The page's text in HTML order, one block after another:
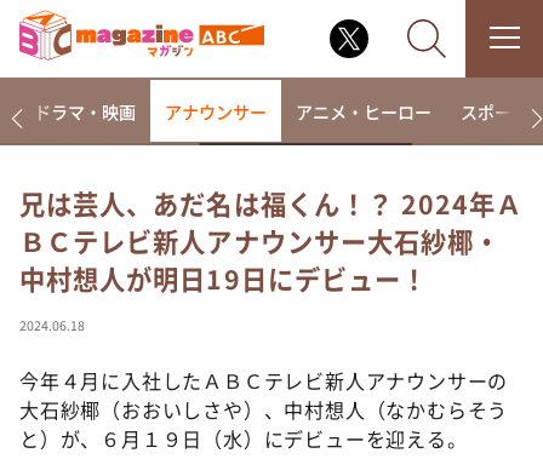
なるみ・岡村の過ぎるTV
相席食堂
これ余談なんですけど・・・
て真剣です
探偵！ナイトスクープ
news おかえり
ドラマ・映画 アナウンサー アニメ・ヒーロー スポーツ
兄は芸人、あだ名は福くん！？ 2024年Ａ
ＢＣテレビ新人アナウンサー大石紗椰・
中村想人が明日19日にデビュー！
2024.06.18
今年４月に入社したＡＢＣテレビ新人アナウンサーの
大石紗椰（おおいしさや）、中村想人（なかむらそう
と）が、６月１９日（水）にデビューを迎える。